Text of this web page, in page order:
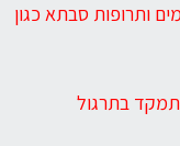
ותרופות סבתא כגון
בתרגול